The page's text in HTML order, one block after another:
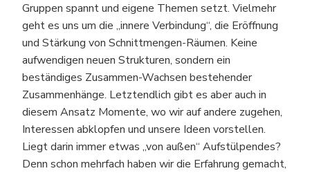
Gruppen spannt und eigene Themen setzt. Vielmehr
geht es uns um die „innere Verbindung“, die Eröffnung
und Stärkung von Schnittmengen-Räumen. Keine
aufwendigen neuen Strukturen, sondern ein
beständiges Zusammen-Wachsen bestehender
Zusammenhänge. Letztendlich gibt es aber auch in
diesem Ansatz Momente, wo wir auf andere zugehen,
Interessen abklopfen und unsere Ideen vorstellen.
Liegt darin immer etwas „von außen“ Aufstülpendes?
Denn schon mehrfach haben wir die Erfahrung gemacht,